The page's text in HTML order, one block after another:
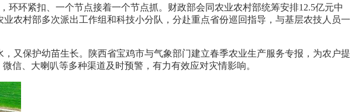
环紧扣、一个节点接着一个节点抓。财政部会同农业农村部统筹安排12.5亿元中
农村部多次派出工作组和科技小分队，分赴重点省份巡回指导，与基层农技人员一
又保护幼苗生长。陕西省宝鸡市与气象部门建立春季农业生产服务专报，为农户提
信、大喇叭等多种渠道及时预警，有力有效应对灾情影响。